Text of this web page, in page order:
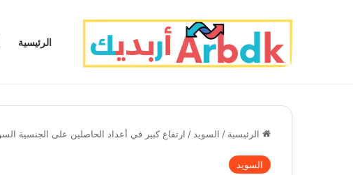
الرئيسية
الرئيسية / السويد / ارتفاع كبير في أعداد الحاصلين على الجنسية
السويد